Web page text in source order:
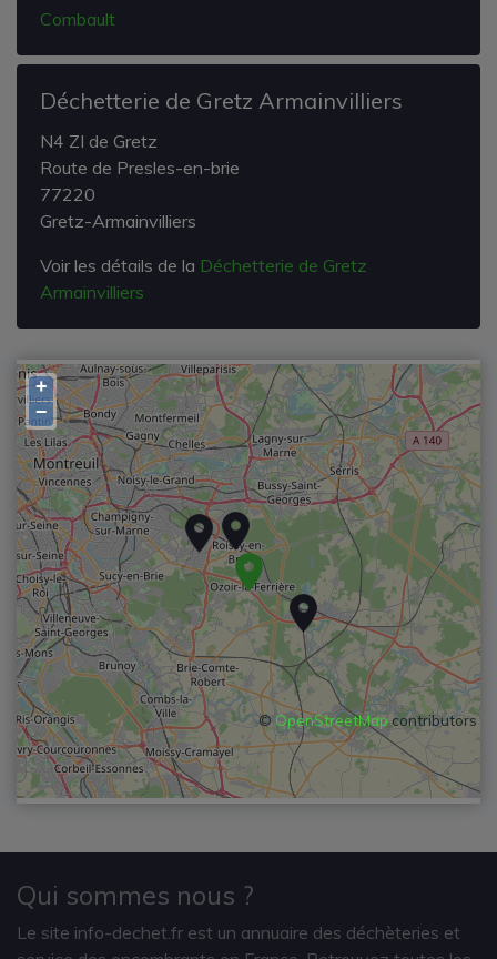
+
−
©OpenStreetMapcontributors
Combault
Déchetterie de Gretz Armainvilliers
N4 ZI de Gretz
Route de Presles-en-brie
77220
Gretz-Armainvilliers
Voir les détails de la Déchetterie de Gretz
Armainvilliers
Qui sommes nous ?
Le site info-dechet.fr est un annuaire des déchèteries et